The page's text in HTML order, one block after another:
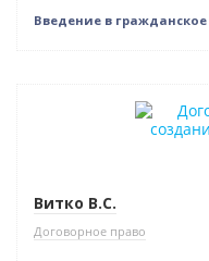
Введение в гражданское
Витко В.С.
Договорное право